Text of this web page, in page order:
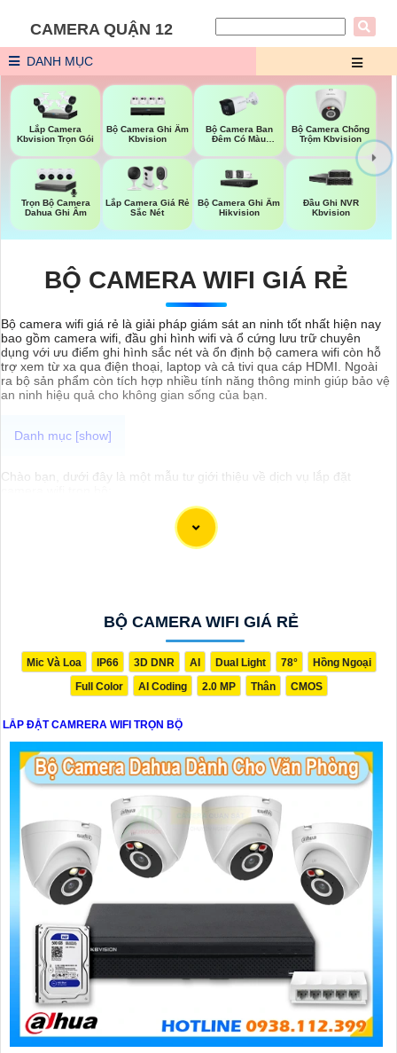
CAMERA QUẬN 12
DANH MỤC
Lắp Camera
Kbvision Trọn Gói
Bộ Camera Ghi Âm
Kbvision
Bộ Camera Ban
Đêm Có Màu
Bộ Camera Chống
Trộm Kbvision
Trọn Bộ Camera
Dahua Ghi Âm
Lắp Camera Giá Rẻ
Sắc Nét
Bộ Camera Ghi Âm
Hikvision
Đầu Ghi NVR
Kbvision
BỘ CAMERA WIFI GIÁ RẺ
Bộ camera wifi giá rẻ là giải pháp giám sát an ninh tốt nhất hiện nay
bao gồm camera wifi, đầu ghi hình wifi và ổ cứng lưu trữ chuyên
dụng với ưu điểm ghi hình sắc nét và ổn định bộ camera wifi còn hỗ
trợ xem từ xa qua điện thoại, laptop và cả tivi qua cáp HDMI. Ngoài
ra bộ sản phẩm còn tích hợp nhiều tính năng thông minh giúp bảo vệ
an ninh hiệu quả cho không gian sống của bạn.
Chào bạn, dưới đây là một mẫu tư giới thiệu về dịch vụ lắp đặt
📸 LẮP ĐẶT CAMERA WIFI TRỌN BỘ 📸
🔒 Đảm bảo an ninh tốt nhất cho ngôi nhà hoặc cơ sở kinh doanh của
hoạt động ổn định và an toàn.- Hỗ trợ cài đặt và cấu hình từ xa
nhanh chóng.- Bảo hành sản phẩm và hỗ trợ kỹ thuật sau khi lắp đặt.
- Giám sát từ xa qua ứng dụng trên điện thoại.- Chất lượng hình ảnh
sắc nét, quay đêm ban đêm.- Cảnh báo khi phát hiện chuyển động
không mong muốn.- Dễ dàng sử dụng và quản lý.
Hy vọng mẫu tư giới thiệu trên sẽ giúp bạn trong việc quảng bá dịch
vụ lắp đặt camera wifi trọn bộ của mình.
BỘ CAMERA WIFI GIÁ RẺ
Mic Và Loa IP66 3D DNR AI Dual Light 78°
Hồng Ngoại
Full Color
AI Coding 2.0 MP Thân CMOS
LẮP ĐẶT CAMRERA WIFI TRỌN BỘ